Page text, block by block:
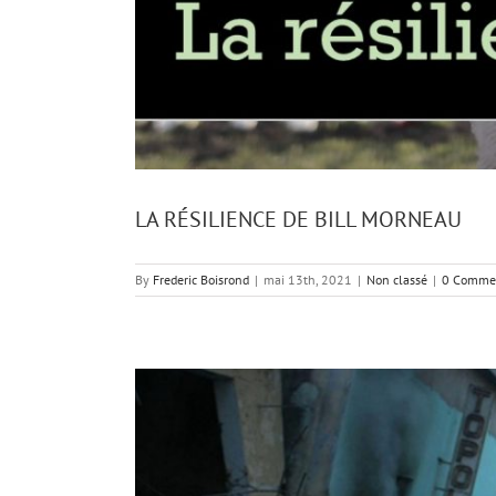
LA RÉSILIENCE DE BILL MORNEAU
By Frederic Boisrond | mai 13th, 2021 | Non classé | 0